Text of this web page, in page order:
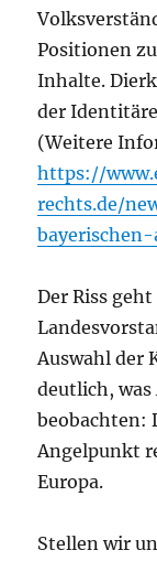
Positionen
Inhalte.
der
(Weitere
https://
rechts.de/
bayerischen-
Der Riss
Auswahl der
deutlich,
beobachten:
Angelpunkt
Europa.
Stellen wir